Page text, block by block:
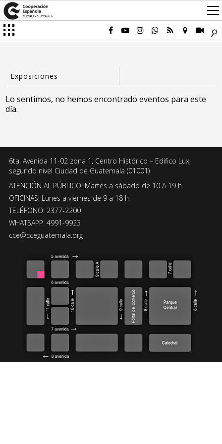
Lo sentimos, no hemos encontrado eventos para este
día.
6ta. Avenida 11-02 zona 1, Centro Histórico – Edifico Lux,
segundo nivel Ciudad de Guatemala (01001)
ATENCIÓN AL PÚBLICO: Martes a sábado de 10 A 19 h
OFICINAS: Lunes a viernes de 9 a 18 h
TELÉFONO: 2377-2200
WHATSAPP: 4991-9923
cce@cceguatemala.org